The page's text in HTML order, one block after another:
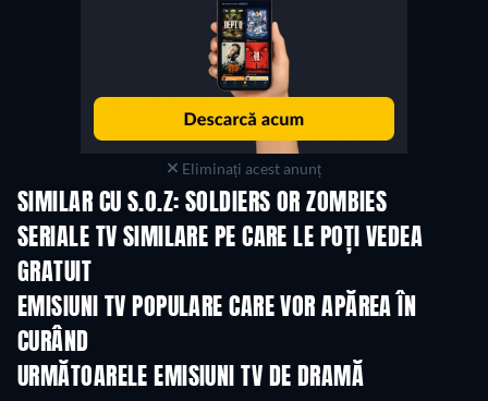
Eliminați acest anunț
SIMILAR CU S.O.Z: SOLDIERS OR ZOMBIES
SERIALE TV SIMILARE PE CARE LE POȚI VEDEA
GRATUIT
EMISIUNI TV POPULARE CARE VOR APĂREA ÎN
CURÂND
URMĂTOARELE EMISIUNI TV DE DRAMĂ
Sezonul 6 Sezonul 2